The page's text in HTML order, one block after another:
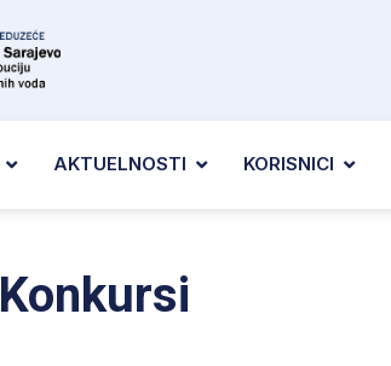
AKTUELNOSTI KORISNICI
Konkursi